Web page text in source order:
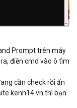
Prompt trên máy
điền cmd vào ô tìm
cần check rồi ấn
kenh14.vn thì bạn